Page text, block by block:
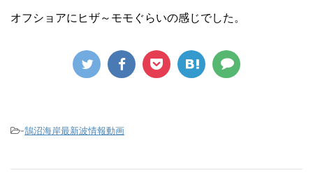
オフショアにヒザ～モモぐらいの感じでした。
-鵠沼海岸最新波情報動画